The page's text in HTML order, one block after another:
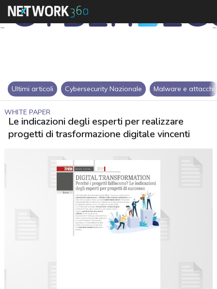
Ultimi articoli Cybersecurity Nazionale Malware e attacchi
WHITE PAPER
Le indicazioni degli esperti per realizzare
progetti di trasformazione digitale vincenti